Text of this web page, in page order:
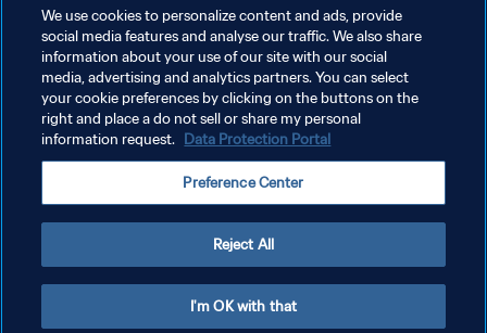
POLÍTICA DE PRIVACIDADE
ADMINISTRAR AS PREFERÊNCIAS DE COOKIES
Copyright © 1994-2026 FIFA. Todos os direitos reservados.
We use cookies to personalize content and ads, provide
social media features and analyse our traffic. We also share
information about your use of our site with our social
media, advertising and analytics partners. You can select
your cookie preferences by clicking on the buttons on the
right and place a do not sell or share my personal
information request. Data Protection Portal
Preference Center
Reject All
I'm OK with that